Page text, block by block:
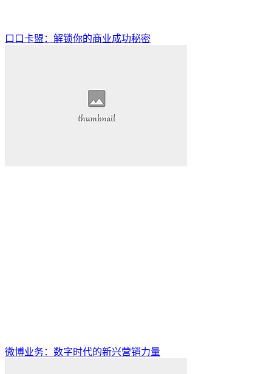
口口卡盟：解锁你的商业成功秘密
微博业务：数字时代的新兴营销力量